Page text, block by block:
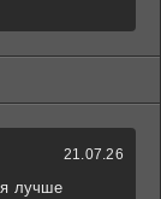
21.07.26
лучше